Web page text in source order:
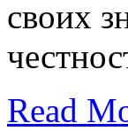
своих
Read